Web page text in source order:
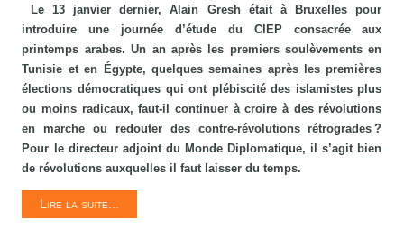
Le 13 janvier dernier, Alain Gresh était à Bruxelles pour
introduire une journée d’étude du CIEP consacrée aux
printemps arabes. Un an après les premiers soulèvements en
Tunisie et en Égypte, quelques semaines après les premières
élections démocratiques qui ont plébiscité des islamistes plus
ou moins radicaux, faut-il continuer à croire à des révolutions
en marche ou redouter des contre-révolutions rétrogrades ?
Pour le directeur adjoint du Monde Diplomatique, il s’agit bien
de révolutions auxquelles il faut laisser du temps.
Lire la suite...